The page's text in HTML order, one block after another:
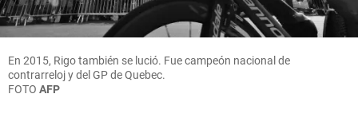
En 2015, Rigo también se lució. Fue campeón nacional de
contrarreloj y del GP de Quebec.
FOTO AFP